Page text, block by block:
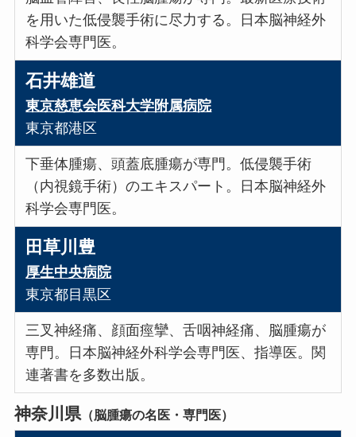
を用いた低侵襲手術に尽力する。日本脳神経外
科学会専門医。
石井雄道
東京慈恵会医科大学附属病院
東京都港区
下垂体腫瘍、頭蓋底腫瘍が専門。低侵襲手術
（内視鏡手術）のエキスパート。日本脳神経外
科学会専門医。
田草川豊
厚生中央病院
東京都目黒区
三叉神経痛、顔面痙攣、舌咽神経痛、脳腫瘍が
専門。日本脳神経外科学会専門医、指導医。関
連著書を多数出版。
神奈川県（脳腫瘍の名医・専門医）